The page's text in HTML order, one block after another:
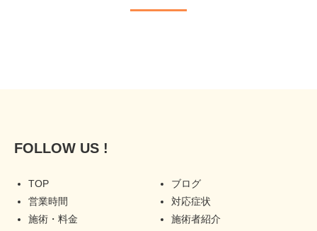
FOLLOW US !
TOP
ブログ
営業時間
対応症状
施術・料金
施術者紹介